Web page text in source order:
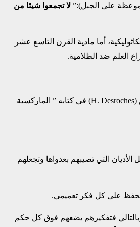
على الجبل):” لا تجمعوا شيئا من
أما مادية القرن التاسع عشر
ولم تستطع المسيحية التي أنشأت ورسمت الحياة في أوروبا خلال قرون الوقوف في وجه هذا الهجوم، فالجراح كانت كثيرة والمقاومة كانت هشة. يقول هنري ديسروش (H. Desroches) في كتابه ” الماركسية
التي تصيبهم بعدواها وتجعلهم
وبالتالي فتفكيرهم يضعهم فوق كل حكم